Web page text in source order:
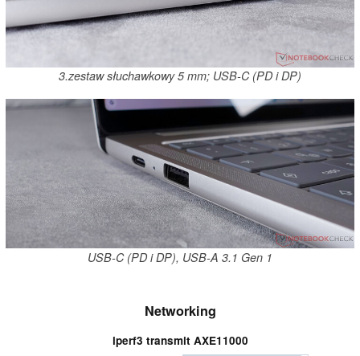
3.zestaw słuchawkowy 5 mm; USB-C (PD i DP)
USB-C (PD i DP), USB-A 3.1 Gen 1
Networking
iperf3 transmit AXE11000